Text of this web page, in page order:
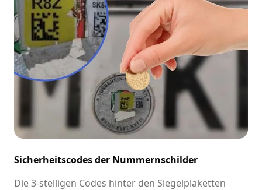
Sicherheitscodes der Nummernschilder
Die 3-stelligen Codes hinter den Siegelplaketten